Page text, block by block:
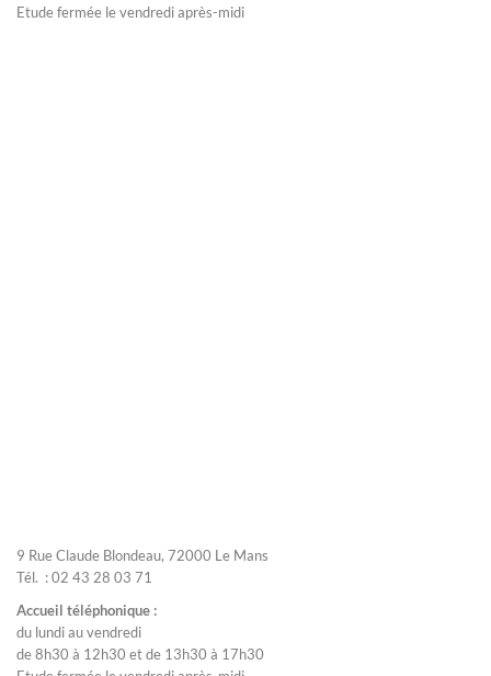
Etude fermée le vendredi après-midi
9 Rue Claude Blondeau, 72000 Le Mans
Tél. : 02 43 28 03 71
Accueil téléphonique :
du lundi au vendredi
de 8h30 à 12h30 et de 13h30 à 17h30